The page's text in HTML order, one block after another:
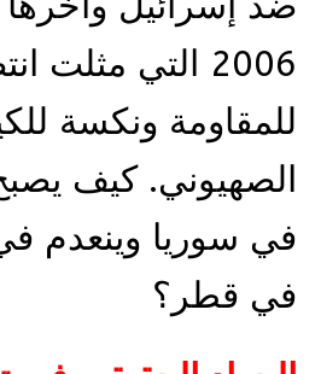
2006 التي مثلت
للمقاومة ونكسة
الصهيوني. كيف
في سوريا وينعدم
في قطر؟